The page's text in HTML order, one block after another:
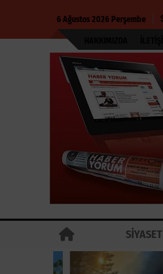
6 Ağustos 2026 Perşembe
SİYASET